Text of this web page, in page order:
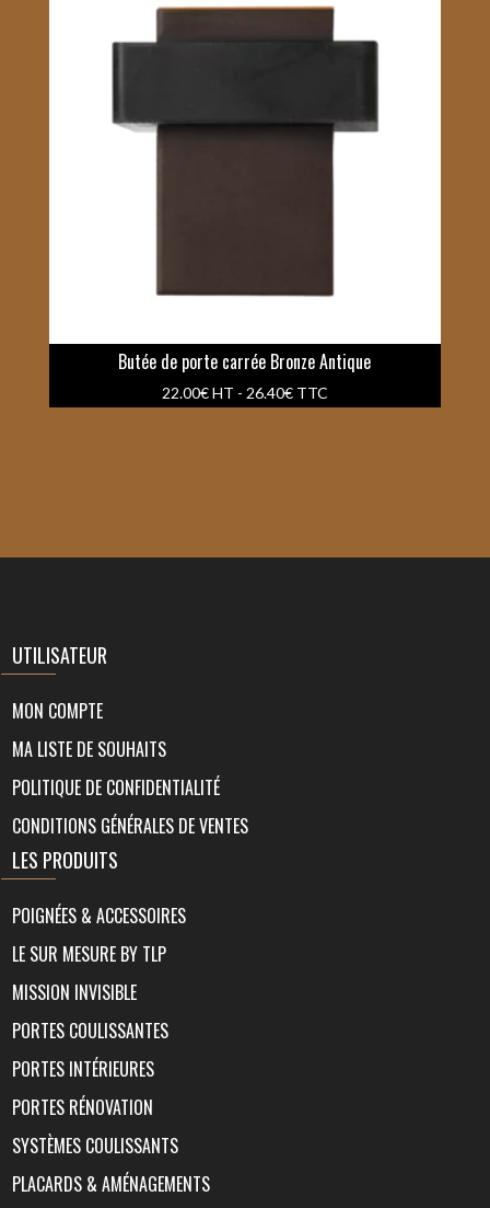
Butée de porte carrée Bronze Antique
22.00€HT - 26.40€TTC
UTILISATEUR
MON COMPTE
MA LISTE DE SOUHAITS
POLITIQUE DE CONFIDENTIALITÉ
CONDITIONS GÉNÉRALES DE VENTES
LES PRODUITS
POIGNÉES & ACCESSOIRES
LE SUR MESURE BY TLP
MISSION INVISIBLE
PORTES COULISSANTES
PORTES INTÉRIEURES
PORTES RÉNOVATION
SYSTÈMES COULISSANTS
PLACARDS & AMÉNAGEMENTS